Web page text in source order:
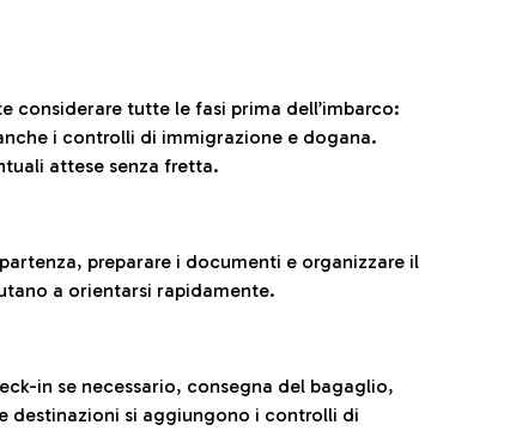
considerare tutte le fasi prima dell’imbarco:
i controlli di immigrazione e dogana.
attese senza fretta.
preparare i documenti e organizzare il
a orientarsi rapidamente.
in se necessario, consegna del bagaglio,
destinazioni si aggiungono i controlli di